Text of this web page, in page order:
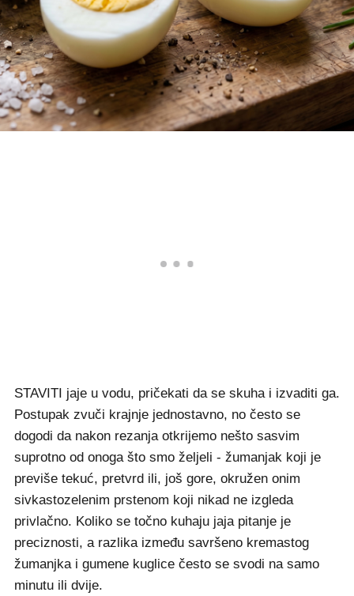
STAVITI jaje u vodu, pričekati da se skuha i izvaditi ga.
Postupak zvuči krajnje jednostavno, no često se
dogodi da nakon rezanja otkrijemo nešto sasvim
suprotno od onoga što smo željeli - žumanjak koji je
previše tekuć, pretvrd ili, još gore, okružen onim
sivkastozelenim prstenom koji nikad ne izgleda
privlačno. Koliko se točno kuhaju jaja pitanje je
preciznosti, a razlika između savršeno kremastog
žumanjka i gumene kuglice često se svodi na samo
minutu ili dvije.